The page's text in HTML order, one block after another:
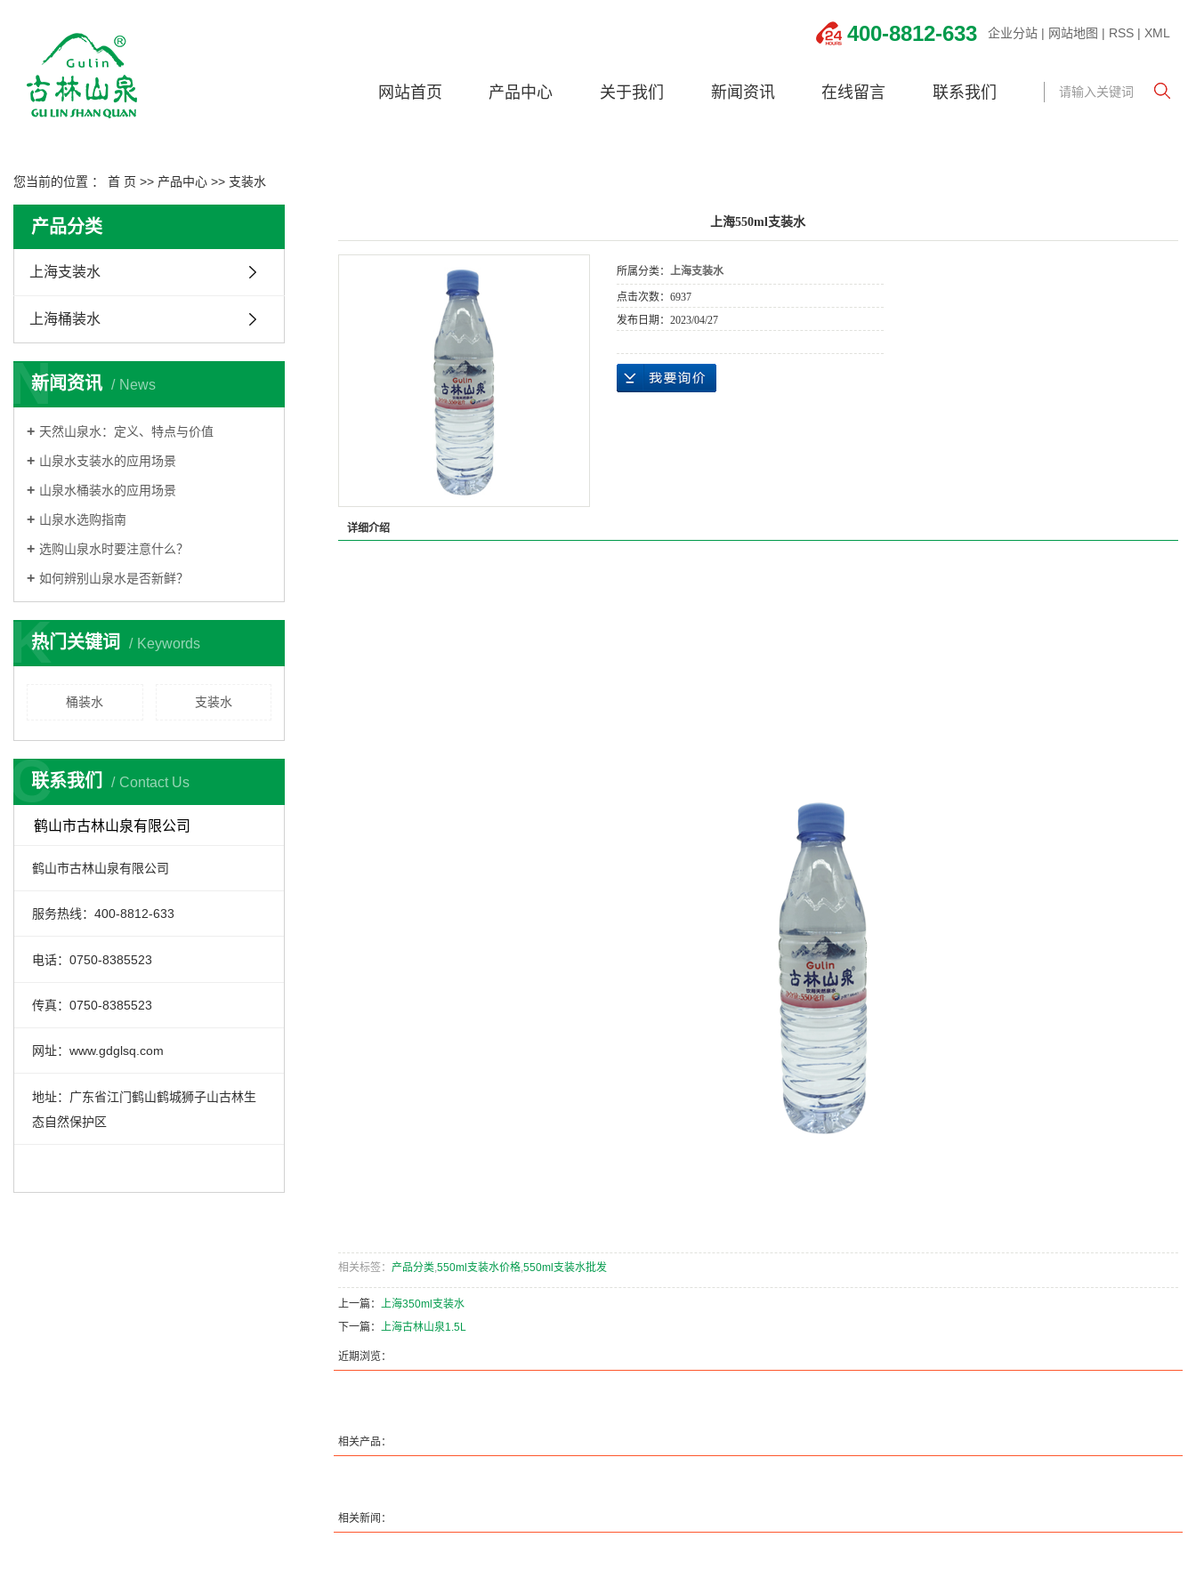
企业分站| 网站地图 | RSS| XML
400-8812-633
网站首页 产品中心 关于我们 新闻资讯 在线留言 联系我们
您当前的位置 ： 首 页 >> 产品中心 >> 支装水
产品分类
上海支装水
上海桶装水
新闻资讯 News
N
天然山泉水：定义、特点与价值
山泉水支装水的应用场景
山泉水桶装水的应用场景
山泉水选购指南
选购山泉水时要注意什么？
如何辨别山泉水是否新鲜？
热门关键词 Keywords
K
桶装水 支装水
联系我们 Contact Us
C
鹤山市古林山泉有限公司
鹤山市古林山泉有限公司
服务热线：400-8812-633
电话：0750-8385523
传真：0750-8385523
网址：www.gdglsq.com
地址：广东省江门鹤山鹤城狮子山古林生
态自然保护区
上海550ml支装水
所属分类：上海支装水
点击次数：6937
发布日期：2023/04/27
详细介绍
相关标签： 产品分类,550ml支装水价格,550ml支装水批发
上一篇： 上海350ml支装水
下一篇： 上海古林山泉1.5L
近期浏览：
相关产品：
相关新闻：